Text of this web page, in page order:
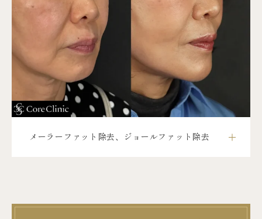
メーラーファット除去、ジョールファット除去